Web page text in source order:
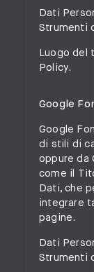
Dati
Strumenti
Luogo del
Policy.
Google
Google
di stili di
oppure da
come il
Dati, che
integrare
pagine.
Dati
Strumenti